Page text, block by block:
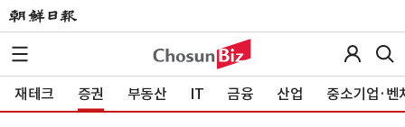
재테크 증권 부동산 IT 금융 산업 중소기업·벤